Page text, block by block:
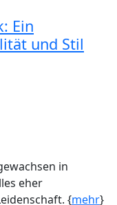
Ein
und Stil
in
eher
{mehr}